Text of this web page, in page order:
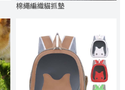
棉繩編織貓抓墊